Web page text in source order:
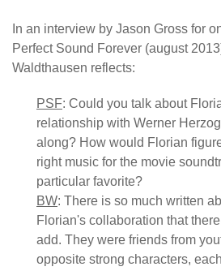
In an interview by Jason Gross for
Perfect Sound Forever (august
Waldthausen reflects:
PSF: Could you talk about
relationship with Werner
along? How would Florian
right music for the movie
particular favorite?
BW: There is so much written
Florian's collaboration that
add. They were friends from
opposite strong characters,